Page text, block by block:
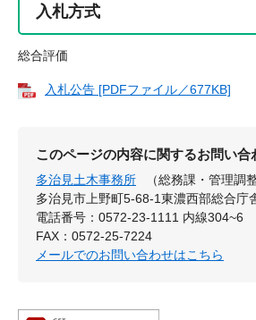
入札方式
総合評価
入札公告 [PDFファイル／677KB]
このページの内容に関するお問い合
多治見土木事務所
（総務課・管理調
多治見市上野町5-68-1東濃西部総合庁
電話番号：0572-23-1111 内線304~6
FAX：0572-25-7224
メールでのお問い合わせはこちら